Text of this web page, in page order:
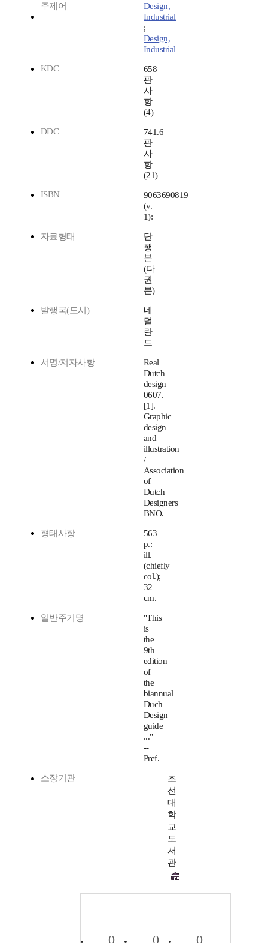
주제어
Design,
Industrial
;
Design,
Industrial
KDC
658
판
사
항
(4)
DDC
741.6
판
사
항
(21)
ISBN
9063690819
(v.
1):
자료형태
단
행
본
(다
권
본)
발행국(도시)
네
덜
란
드
서명/저자사항
Real
Dutch
design
0607.
[1].
Graphic
design
and
illustration
/
Association
of
Dutch
Designers
BNO.
형태사항
563
p.:
ill.
(chiefly
col.);
32
cm.
일반주기명
"This
is
the
9th
edition
of
the
biannual
Duch
Design
guide
..."
--
Pref.
소장기관
조
선
대
학
교
도
서
관
0 0 0